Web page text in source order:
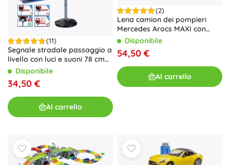
(11)
Segnale stradale passaggio a
livello con luci e suoni 78 cm
KLEIN
Disponibile
34,50 €
Al carrello
(2)
Lena camion dei pompieri
Mercedes Arocs MAXI con
cannone ad acqua
Disponibile
54,50 €
Al carrello